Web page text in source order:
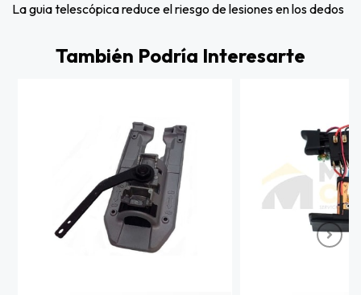
La guia telescópica reduce el riesgo de lesiones en los dedos
También Podría Interesarte